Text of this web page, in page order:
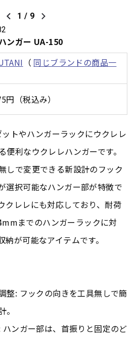
1 / 9
ンガー UA-150
（ 同じブランドの商品一
円（税込み）
トやハンガーラックにウクレレ
便利なウクレレハンガーです。
しで変更できる新設計のフック
選択可能なハンガー部が特徴で
クレレにも対応しており、耐荷
までのハンガーラックに対
が可能なアイテムです。
整: フックの向きを工具無しで簡
ハンガー部は、首振りと固定のど